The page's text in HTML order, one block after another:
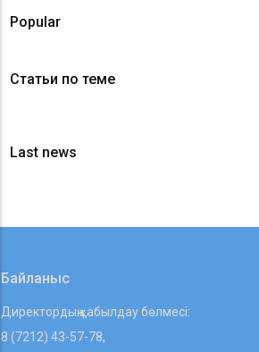
Popular
Статьи по теме
Last news
Байланыс
Директордың қабылдау бөлмесі:
8 (7212) 43-57-78,